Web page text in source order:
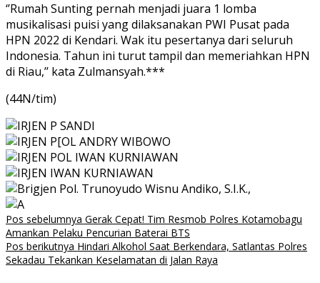
‘’Rumah Sunting pernah menjadi juara 1 lomba
musikalisasi puisi yang dilaksanakan PWI Pusat pada
HPN 2022 di Kendari. Wak itu pesertanya dari seluruh
Indonesia. Tahun ini turut tampil dan memeriahkan HPN
di Riau,’’ kata Zulmansyah.***
(44N/tim)
Navigasi
pos
Pos sebelumnya Gerak Cepat! Tim Resmob Polres Kotamobagu
Amankan Pelaku Pencurian Baterai BTS
Pos berikutnya Hindari Alkohol Saat Berkendara, Satlantas Polres
Sekadau Tekankan Keselamatan di Jalan Raya